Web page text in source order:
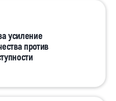
усиление
против